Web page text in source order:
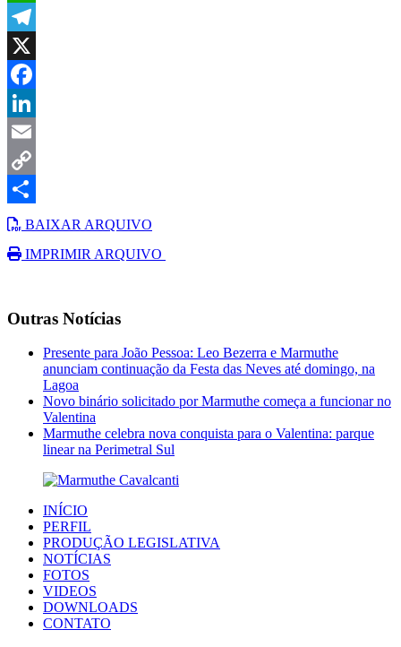
WhatsApp
Telegram
X
Facebook
LinkedIn
Email
Copy
Link
ShareBAIXAR ARQUIVO
IMPRIMIR ARQUIVO
Outras Notícias
Presente para João Pessoa: Leo Bezerra e Marmuthe
anunciam continuação da Festa das Neves até domingo, na
Lagoa
Novo binário solicitado por Marmuthe começa a funcionar no
Valentina
Marmuthe celebra nova conquista para o Valentina: parque
linear na Perimetral Sul
INÍCIO
PERFIL
PRODUÇÃO LEGISLATIVA
NOTÍCIAS
FOTOS
VIDEOS
DOWNLOADS
CONTATO